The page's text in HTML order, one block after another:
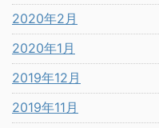
2020年2月
2020年1月
2019年12月
2019年11月